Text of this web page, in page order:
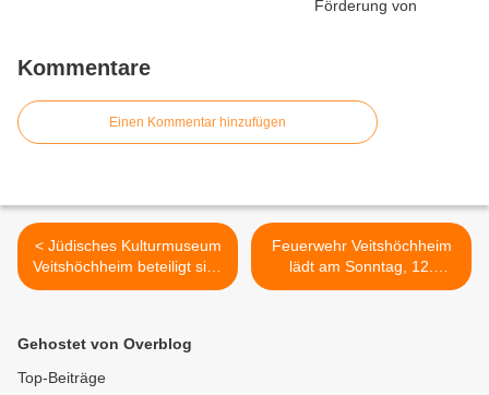
Kommentare
Einen Kommentar hinzufügen
< Jüdisches Kulturmuseum
Veitshöchheim beteiligt sich
zum elften Mal an der
fremd" - Im JKM zu Gast ist
eine historische Bing-
Eisenbahn aus dem Jahr
Feuerwehr Veitshöchheim
lädt am Sonntag, 12.
September zum Heimspiel
Gehostet von Overblog
Top-Beiträge